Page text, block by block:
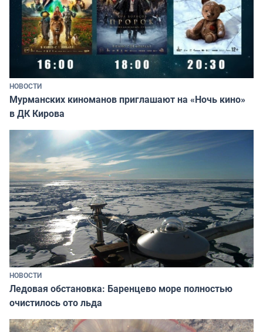
НОВОСТИ
Мурманских киноманов приглашают на «Ночь кино»
в ДК Кирова
НОВОСТИ
Ледовая обстановка: Баренцево море полностью
очистилось ото льда